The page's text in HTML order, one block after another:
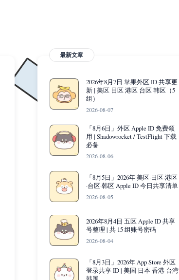
最新文章
2026年8月7日 苹果外区 ID 共享更
新 | 美区 日区 港区 台区 韩区（5
组）
2026-08-07
「8月6日」外区 Apple ID 免费领
用 | Shadowrocket / TestFlight 下载
必备
2026-08-06
「8月5日」2026年 美区·日区·港区
·台区·韩区 Apple ID 今日共享清单
2026-08-05
2026年8月4日 五区 Apple ID 共享
号整理 | 共 15 组账号密码
2026-08-04
「8月3日」2026年 App Store 外区
登录共享 ID | 美国 日本 香港 台湾